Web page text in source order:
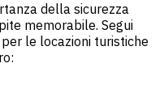
della sicurezza
memorabile. Segui
le locazioni turistiche